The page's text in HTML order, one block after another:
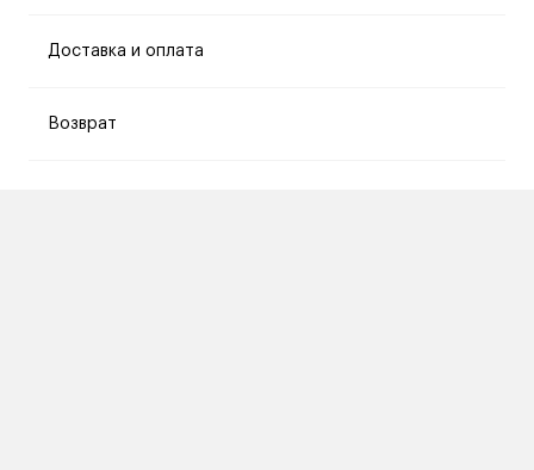
Доставка и оплата
Возврат